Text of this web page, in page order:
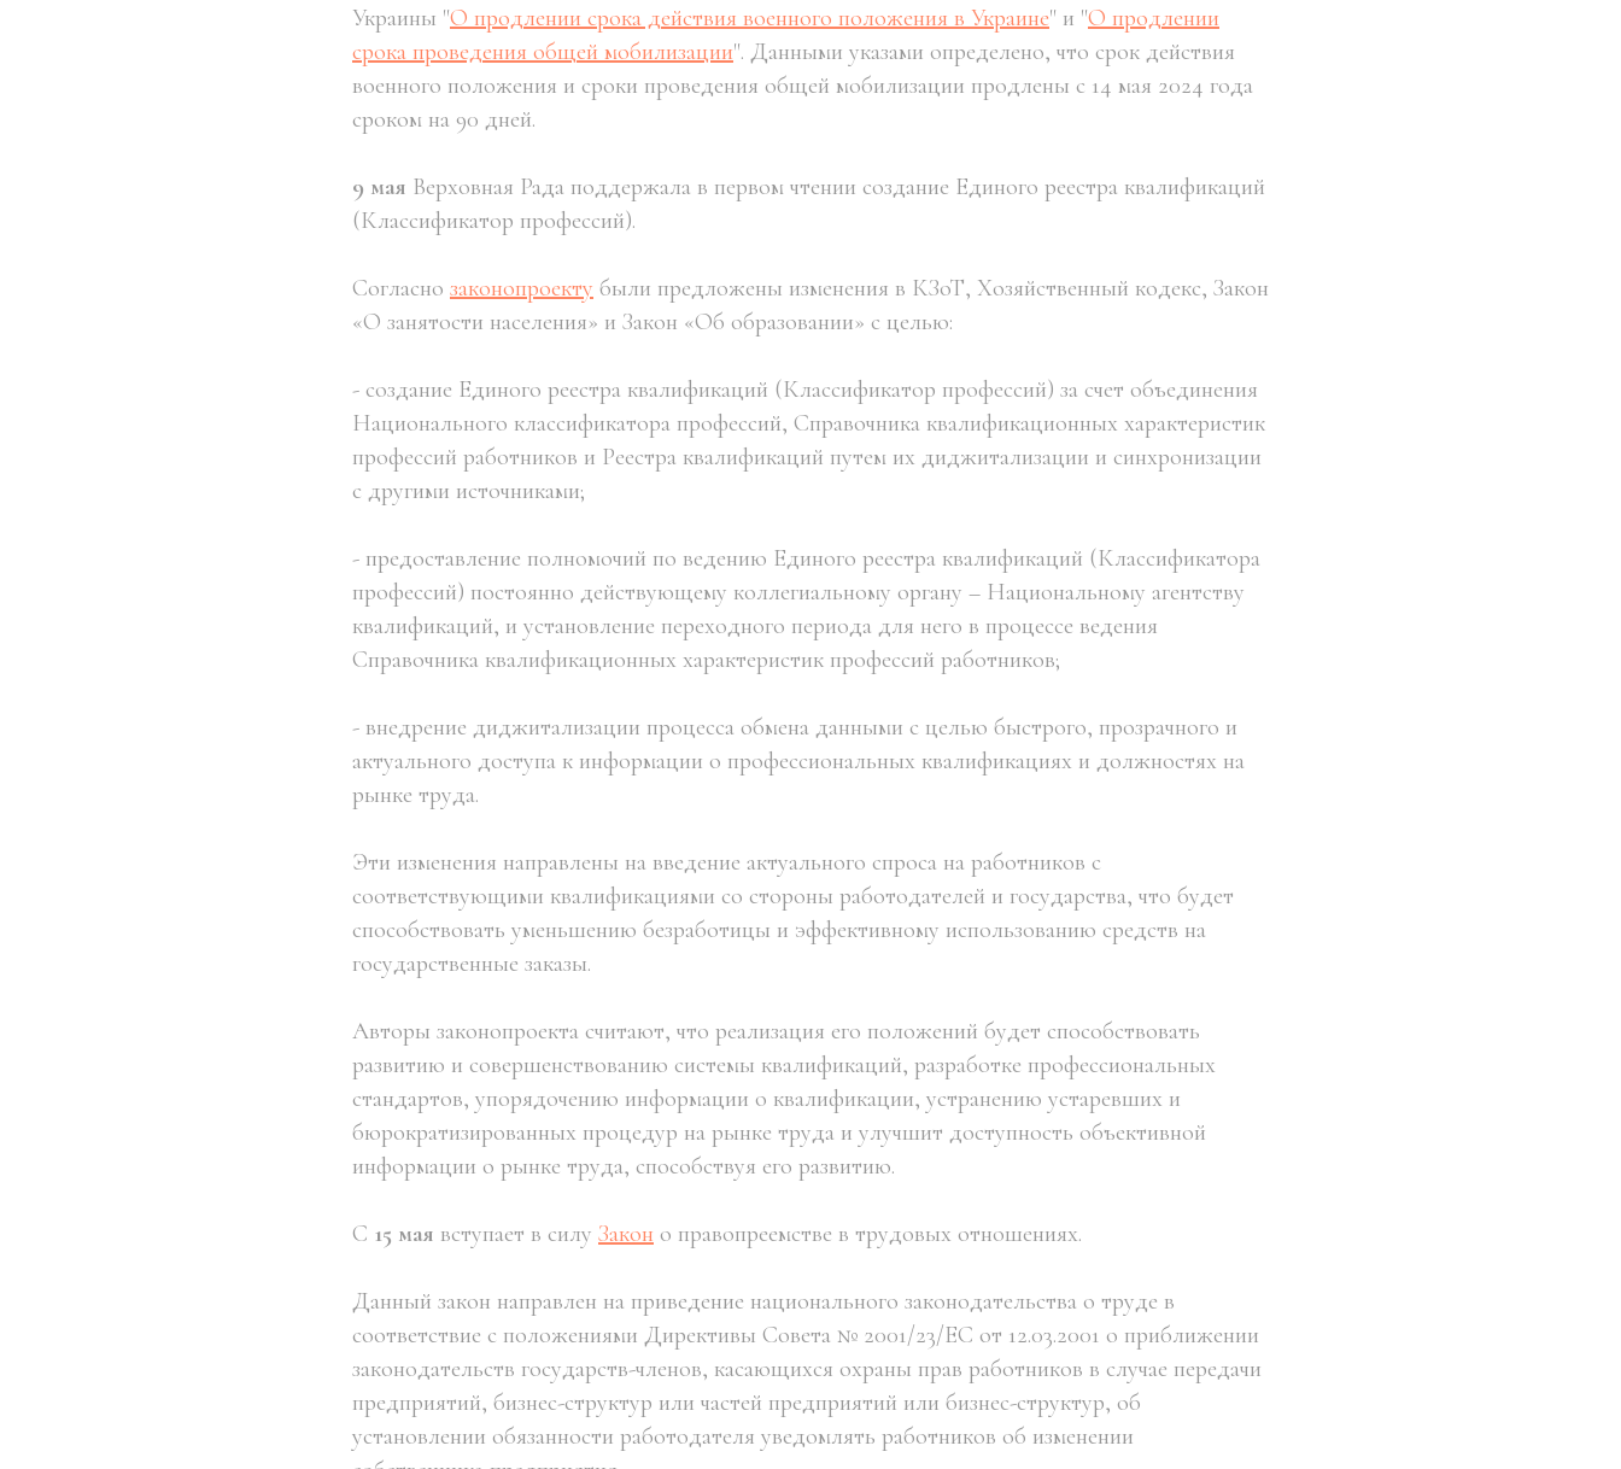
Украины "О продлении срока действия военного положения в Украине" и "О продлении
срока проведения общей мобилизации". Данными указами определено, что срок действия
военного положения и сроки проведения общей мобилизации продлены с 14 мая 2024 года
сроком на 90 дней.
9 мая Верховная Рада поддержала в первом чтении создание Единого реестра квалификаций
(Классификатор профессий).
Согласно законопроекту были предложены изменения в КЗоТ, Хозяйственный кодекс, Закон
«О занятости населения» и Закон «Об образовании» с целью:
- создание Единого реестра квалификаций (Классификатор профессий) за счет объединения
Национального классификатора профессий, Справочника квалификационных характеристик
профессий работников и Реестра квалификаций путем их диджитализации и синхронизации
с другими источниками;
- предоставление полномочий по ведению Единого реестра квалификаций (Классификатора
профессий) постоянно действующему коллегиальному органу – Национальному агентству
квалификаций, и установление переходного периода для него в процессе ведения
Справочника квалификационных характеристик профессий работников;
- внедрение диджитализации процесса обмена данными с целью быстрого, прозрачного и
актуального доступа к информации о профессиональных квалификациях и должностях на
рынке труда.
Эти изменения направлены на введение актуального спроса на работников с
соответствующими квалификациями со стороны работодателей и государства, что будет
способствовать уменьшению безработицы и эффективному использованию средств на
государственные заказы.
Авторы законопроекта считают, что реализация его положений будет способствовать
развитию и совершенствованию системы квалификаций, разработке профессиональных
стандартов, упорядочению информации о квалификации, устранению устаревших и
бюрократизированных процедур на рынке труда и улучшит доступность объективной
информации о рынке труда, способствуя его развитию.
С 15 мая вступает в силу Закон о правопреемстве в трудовых отношениях.
Данный закон направлен на приведение национального законодательства о труде в
соответствие с положениями Директивы Совета № 2001/23/ЕС от 12.03.2001 о приближении
законодательств государств-членов, касающихся охраны прав работников в случае передачи
предприятий, бизнес-структур или частей предприятий или бизнес-структур, об
установлении обязанности работодателя уведомлять работников об изменении